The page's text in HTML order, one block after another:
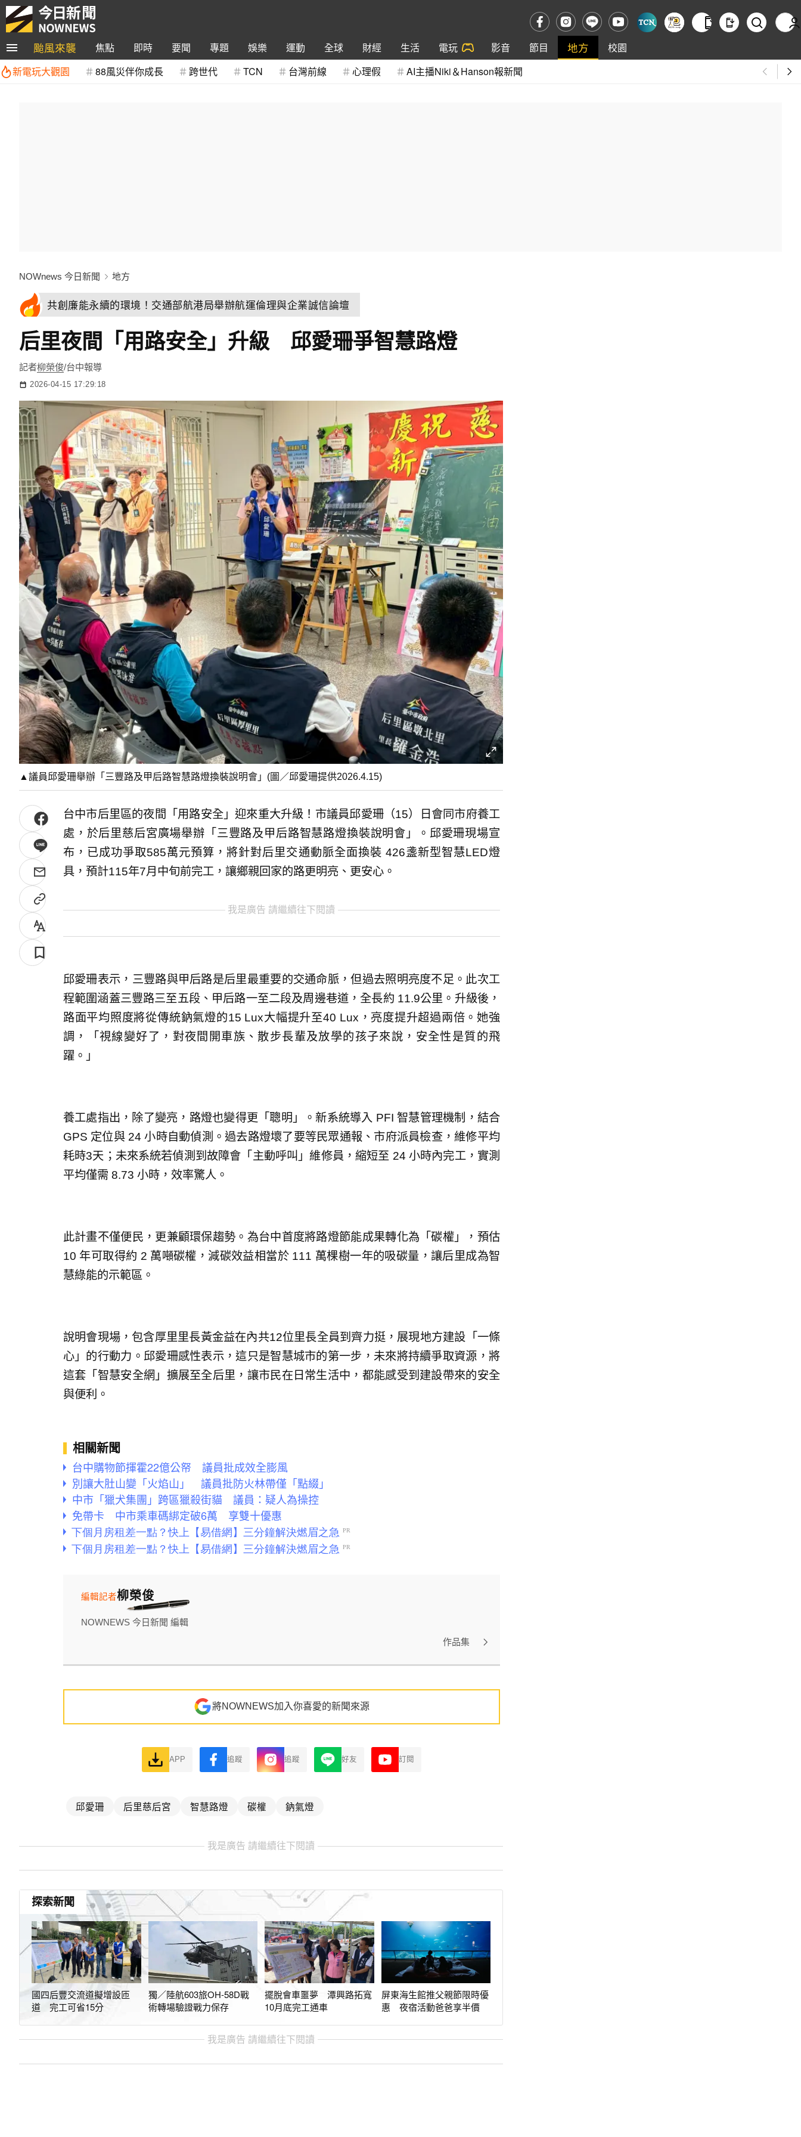
颱風來襲 焦點 即時 要聞 專題 娛樂 運動 全球 財經 生活 電玩 影音 節目 地方
校園
新電玩大觀園
88風災伴你成長 跨世代 TCN 台灣前線 心理假 AI主播Niki＆Hanson報新聞
NOWnews 今日新聞 地方
共創廉能永續的環境！交通部航港局舉辦航運倫理與企業誠信論壇
后里夜間「用路安全」升級 邱愛珊爭智慧路燈
記者柳榮俊/台中報導
2026-04-15 17:29:18
▲議員邱愛珊舉辦「三豐路及甲后路智慧路燈換裝說明會」(圖／邱愛珊提供2026.4.15)
台中市后里區的夜間「用路安全」迎來重大升級！市議員邱愛珊（15）日會同市府養工
處，於后里慈后宮廣場舉辦「三豐路及甲后路智慧路燈換裝說明會」。邱愛珊現場宣
布，已成功爭取585萬元預算，將針對后里交通動脈全面換裝 426盞新型智慧LED燈
具，預計115年7月中旬前完工，讓鄉親回家的路更明亮、更安心。
我是廣告 請繼續往下閱讀
邱愛珊表示，三豐路與甲后路是后里最重要的交通命脈，但過去照明亮度不足。此次工
程範圍涵蓋三豐路三至五段、甲后路一至二段及周邊巷道，全長約 11.9公里。升級後，
路面平均照度將從傳統鈉氣燈的15 Lux大幅提升至40 Lux，亮度提升超過兩倍。她強
調，「視線變好了，對夜間開車族、散步長輩及放學的孩子來說，安全性是質的飛
躍。」
養工處指出，除了變亮，路燈也變得更「聰明」。新系統導入 PFI 智慧管理機制，結合
GPS 定位與 24 小時自動偵測。過去路燈壞了要等民眾通報、市府派員檢查，維修平均
耗時3天；未來系統若偵測到故障會「主動呼叫」維修員，縮短至 24 小時內完工，實測
平均僅需 8.73 小時，效率驚人。
此計畫不僅便民，更兼顧環保趨勢。為台中首度將路燈節能成果轉化為「碳權」，預估
10 年可取得約 2 萬噸碳權，減碳效益相當於 111 萬棵樹一年的吸碳量，讓后里成為智
慧綠能的示範區。
說明會現場，包含厚里里長黃金益在內共12位里長全員到齊力挺，展現地方建設「一條
心」的行動力。邱愛珊感性表示，這只是智慧城市的第一步，未來將持續爭取資源，將
這套「智慧安全網」擴展至全后里，讓市民在日常生活中，都能感受到建設帶來的安全
與便利。
相關新聞
台中購物節揮霍22億公帑 議員批成效全膨風
別讓大肚山變「火焰山」 議員批防火林帶僅「點綴」
中市「獵犬集團」跨區獵殺街貓 議員：疑人為操控
免帶卡 中市乘車碼綁定破6萬 享雙十優惠
柳榮俊
編輯記者
NOWNEWS 今日新聞 編輯
作品集
將NOWNEWS加入你喜愛的新聞來源
APP 追蹤 追蹤 好友 訂閱
邱愛珊 后里慈后宮 智慧路燈 碳權 鈉氣燈
我是廣告 請繼續往下閱讀
探索新聞
國四后豐交流道擬增設匝
道 完工可省15分
獨／陸航603旅OH-58D戰
術轉場驗證戰力保存
擺脫會車噩夢 潭興路拓寬
10月底完工通車
屏東海生館推父親節限時優
惠 夜宿活動爸爸享半價
我是廣告 請繼續往下閱讀